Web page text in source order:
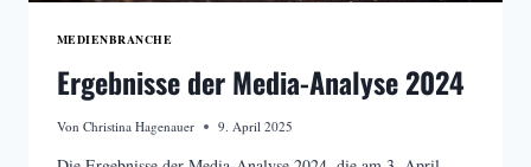
MEDIENBRANCHE
Ergebnisse der Media-Analyse 2024
Von Christina Hagenauer 9. April 2025